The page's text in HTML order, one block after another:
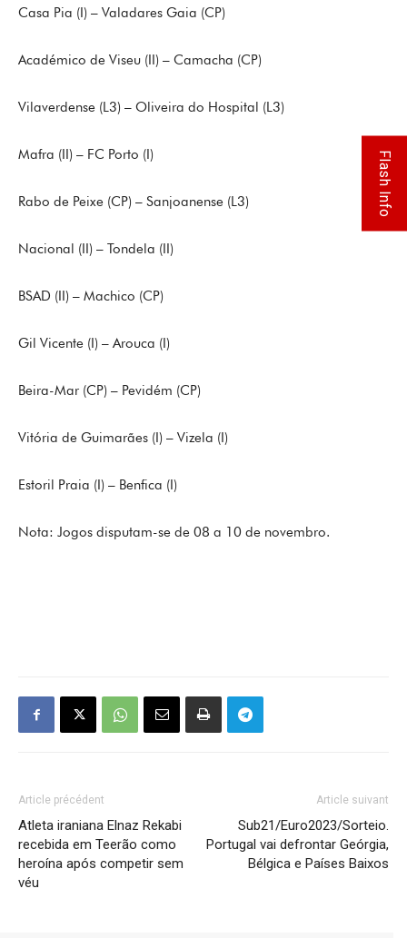
Casa Pia (I) – Valadares Gaia (CP)
Académico de Viseu (II) – Camacha (CP)
Vilaverdense (L3) – Oliveira do Hospital (L3)
Mafra (II) – FC Porto (I)
Rabo de Peixe (CP) – Sanjoanense (L3)
Nacional (II) – Tondela (II)
BSAD (II) – Machico (CP)
Gil Vicente (I) – Arouca (I)
Beira-Mar (CP) – Pevidém (CP)
Vitória de Guimarães (I) – Vizela (I)
Estoril Praia (I) – Benfica (I)
Nota: Jogos disputam-se de 08 a 10 de novembro.
Article précédent
Atleta iraniana Elnaz Rekabi
recebida em Teerão como
heroína após competir sem
véu
Article suivant
Sub21/Euro2023/Sorteio.
Portugal vai defrontar Geórgia,
Bélgica e Países Baixos
Flash Info